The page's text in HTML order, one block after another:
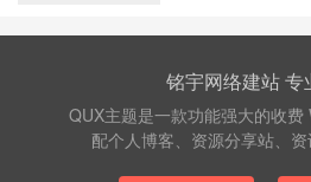
铭宇网络建站 专
QUX主题是一款功能强大的收
配个人博客、资源分享站、